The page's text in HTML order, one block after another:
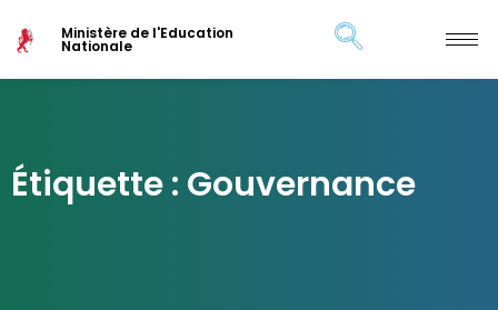
Ministère de l'Education
Nationale
Étiquette : Gouvernance